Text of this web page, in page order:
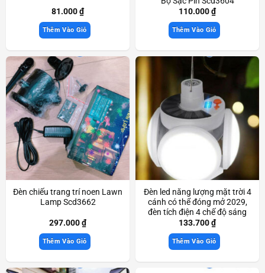
81.000₫
Thêm Vào Giỏ
110.000₫
Thêm Vào Giỏ
Đèn chiếu trang trí noen Lawn
Lamp Scd3662
297.000₫
Thêm Vào Giỏ
Đèn led năng lượng mặt trời 4
cánh có thể đóng mở 2029,
đèn tích điện 4 chế độ sáng
Scd3590
133.700₫
Thêm Vào Giỏ